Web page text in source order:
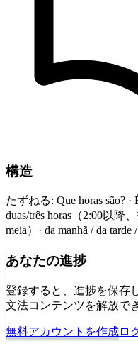
構造
たずねる: Que horas são?
duas/três horas（2:00以降
meia）· da manhã / da tarde
あなたの進捗
登録すると、進捗を保存
文法コンテンツを解放で
無料アカウントを作成ロ